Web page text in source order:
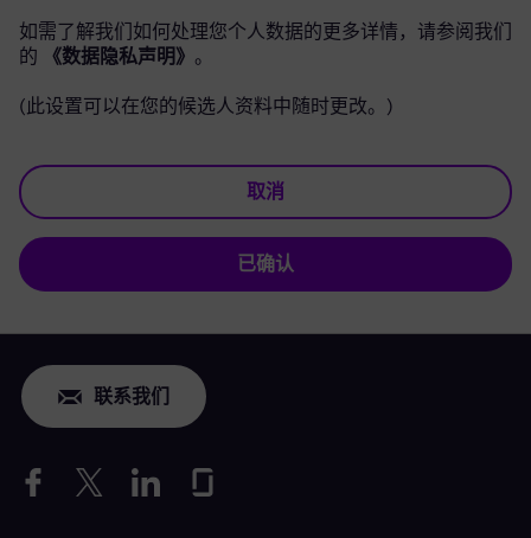
如需了解我们如何处理您个人数据的更多详情，请参阅我们
的
《数据隐私声明》 。
(此设置可以在您的候选人资料中随时更改。)
取消
已确认
联系我们